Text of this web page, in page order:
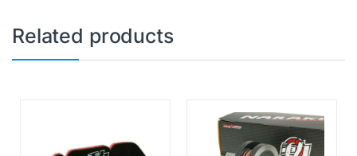
Related products